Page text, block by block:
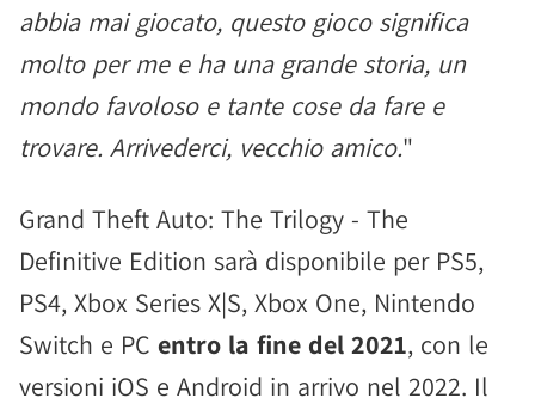
abbia mai giocato, questo gioco significa
molto per me e ha una grande storia, un
mondo favoloso e tante cose da fare e
trovare. Arrivederci, vecchio amico."
Grand Theft Auto: The Trilogy - The
Definitive Edition sarà disponibile per PS5,
PS4, Xbox Series X|S, Xbox One, Nintendo
Switch e PC entro la fine del 2021, con le
versioni iOS e Android in arrivo nel 2022. Il